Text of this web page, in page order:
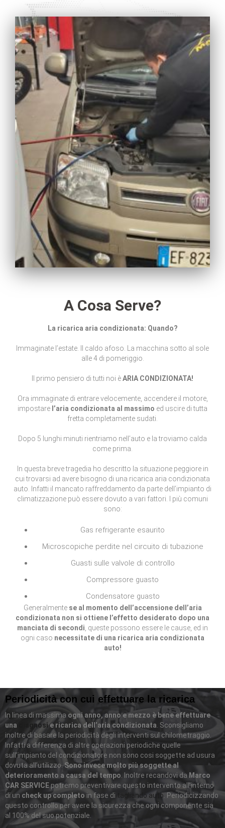
A Cosa Serve?
La ricarica aria condizionata: Quando?
Immaginate l’estate. Il caldo afoso. La macchina sotto al sole
alle 4 di pomeriggio.
Il primo pensiero di tutti noi èARIA CONDIZIONATA!
Ora immaginate di entrare velocemente, accendere il motore,
impostare l’aria condizionata al massimo ed uscire di tutta
fretta completamente sudati.
Dopo 5 lunghi minuti rientriamo nell’auto e la troviamo calda
come prima.
In questa breve tragedia ho descritto la situazione peggiore in
cui trovarsi ad avere bisogno di una ricarica aria condizionata
auto. Infatti il mancato raffreddamento da parte dell’impianto di
climatizzazione può essere dovuto a vari fattori. I più comuni
sono:
Gas refrigerante esaurito
Microscopiche perdite nel circuito di tubazione
Guasti sulle valvole di controllo
Compressore guasto
Condensatore guasto
Generalmente se al momento dell’accensione dell’aria
condizionata non si ottiene l’effetto desiderato dopo una
manciata di secondi , queste possono essere le cause, ed in
ogni caso necessitate di una ricarica aria condizionata
auto!
Periodicità con cui effettuare la ricarica
In linea di massima ogni anno, anno e mezzo è bene effettuare
una diagnosie ricarica dell’aria condizionata . Sconsigliamo
inoltre di basare la periodicità degli interventi sul chilometraggio.
Infatti a differenza di altre operazioni periodiche quelle
sull’impianto del condizionatore non sono cosi soggette ad usura
dovuta all’utilizzo.Sono invece molto più soggette al
deterioramento a causa del tempo . Inoltre recandovi da Marco
CAR SERVICEpotremo preventivare questo intervento all’interno
di un check up completo in fase di tagliando auto . Periodicizzando
questo controllo per avere la sicurezza che ogni componente sia
al 100% del suo potenziale.